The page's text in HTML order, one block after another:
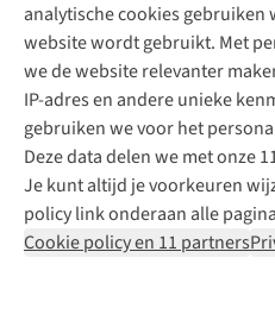
analytische cookies gebruiken
website wordt gebruikt. Met
we de website relevanter
IP-adres en andere unieke
gebruiken we voor het
Deze data delen we met onze
Je kunt altijd je voorkeuren
policy link onderaan alle
Cookie policy en 11 partners
Contactformulier